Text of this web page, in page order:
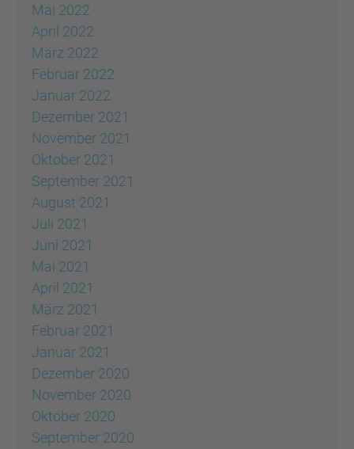
Mai 2022
April 2022
März 2022
Februar 2022
Januar 2022
Dezember 2021
November 2021
Oktober 2021
September 2021
August 2021
Juli 2021
Juni 2021
Mai 2021
April 2021
März 2021
Februar 2021
Januar 2021
Dezember 2020
November 2020
Oktober 2020
September 2020